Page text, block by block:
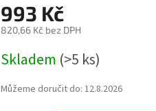
993 Kč
820,66 Kč bez DPH
cena:
Skladem (>5 ks)
Můžeme doručit do: 12.8.2026